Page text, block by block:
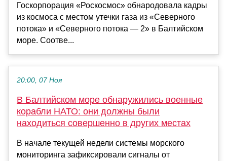
Госкорпорация «Роскосмос» обнародовала кадры
из космоса с местом утечки газа из «Северного
потока» и «Северного потока — 2» в Балтийском
море. Соотве...
20:00, 07 Ноя
В Балтийском море обнаружились военные
корабли НАТО: они должны были
находиться совершенно в других местах
В начале текущей недели системы морского
мониторинга зафиксировали сигналы от